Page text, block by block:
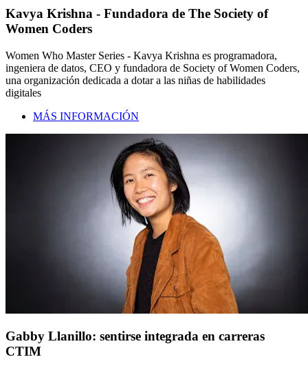
Kavya Krishna - Fundadora de The Society of
Women Coders
Women Who Master Series - Kavya Krishna es programadora,
ingeniera de datos, CEO y fundadora de Society of Women Coders,
una organización dedicada a dotar a las niñas de habilidades
digitales
MÁS INFORMACIÓN
Gabby Llanillo: sentirse integrada en carreras
CTIM